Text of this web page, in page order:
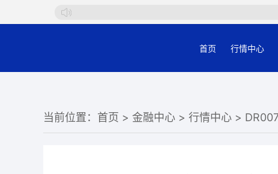
首页 行情中心
当前位置： 首页 > 金融中心 > 行情中心 >